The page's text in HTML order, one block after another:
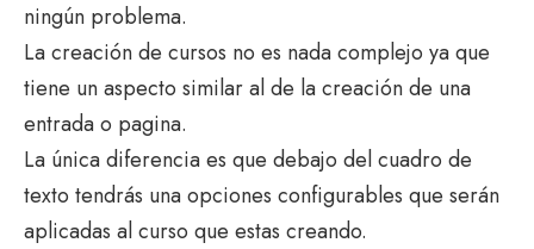
ningún problema.
La creación de cursos no es nada complejo ya que
tiene un aspecto similar al de la creación de una
entrada o pagina.
La única diferencia es que debajo del cuadro de
texto tendrás una opciones configurables que serán
aplicadas al curso que estas creando.